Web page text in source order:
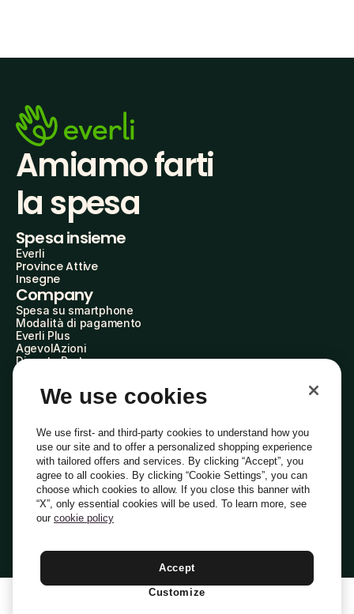
Amiamo farti
la spesa
Spesa insieme
Everli
Province Attive
Insegne
Company
Spesa su smartphone
Modalità di pagamento
Everli Plus
AgevolAzioni
Diventa Partner
Everli Shoppers
About Us
Everli News
Domande frequenti
Lavora con noi
Diventa Shopper
Investitori
PrivacyCookiePreferenze Cookie
Termini e CondizioniCodice Etico
Indirizzo PEC: everli@pec.it - indirizzo DPO: dpo@everli.com
Italiano
We use cookies
We use first- and third-party cookies to understand how you
use our site and to offer a personalized shopping experience
with tailored offers and services. By clicking “Accept”, you
agree to all cookies. By clicking “Cookie Settings”, you can
choose which cookies to allow. If you close this banner with
“X”, only essential cookies will be used. To learn more, see
our cookie policy
Accept
Customize